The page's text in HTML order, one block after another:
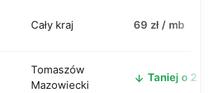
Cały kraj 69 zł / mb
Tomaszów
Mazowiecki
Taniej o 2 zł